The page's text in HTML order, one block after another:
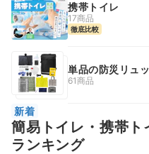
携帯トイレ
17商品
徹底比較
単品の防災リュ
61商品
新着
簡易トイレ・携帯
ランキング